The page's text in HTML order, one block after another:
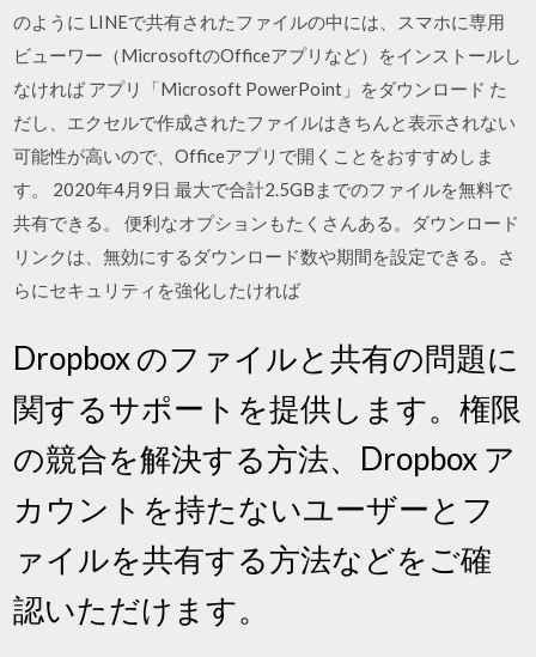
のように LINEで共有されたファイルの中には、スマホに専用
ビューワー（MicrosoftのOfficeアプリなど）をインストールし
なければ アプリ「Microsoft PowerPoint」をダウンロード た
だし、エクセルで作成されたファイルはきちんと表示されない
可能性が高いので、Officeアプリで開くことをおすすめしま
す。 2020年4月9日 最大で合計2.5GBまでのファイルを無料で
共有できる。 便利なオプションもたくさんある。ダウンロード
リンクは、無効にするダウンロード数や期間を設定できる。さ
らにセキュリティを強化したければ
Dropbox のファイルと共有の問題に
関するサポートを提供します。権限
の競合を解決する方法、Dropbox ア
カウントを持たないユーザーとフ
ァイルを共有する方法などをご確
認いただけます。